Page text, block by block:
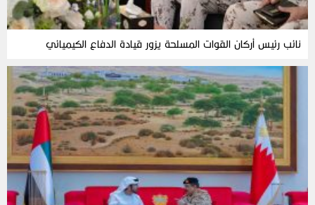
نائب رئيس أركان القوات المسلحة يزور قيادة الدفاع الكيميائي